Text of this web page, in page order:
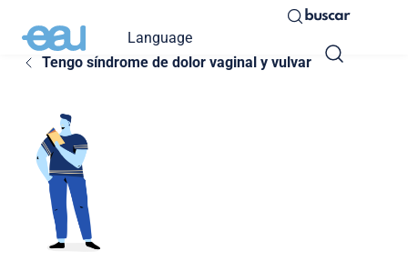
Language
buscar
Tengo síndrome de dolor vaginal y vulvar